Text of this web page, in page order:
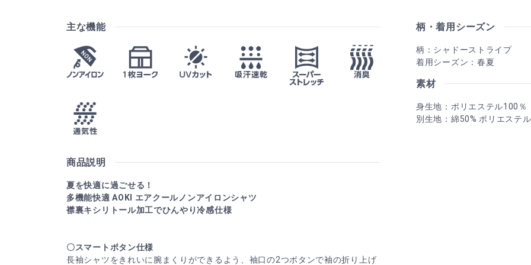
主な機能
商品説明
夏を快適に過ごせる！
多機能快適 AOKI エアクールノンアイロンシャツ
襟裏キシリトール加工でひんやり冷感仕様
〇スマートボタン仕様
長袖シャツをきれいに腕まくりができるよう、袖口の2つボタンで袖の折り上げ
柄・着用シーズン
柄：シャドーストライプ
着用シーズン：春夏
素材
身生地：ポリエステル100％
別生地：綿50% ポリエステ